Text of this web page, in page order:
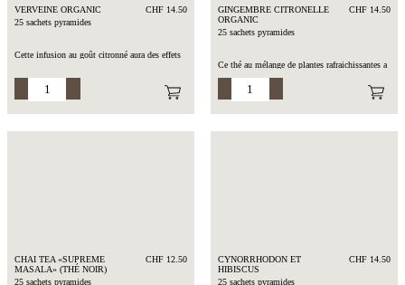
VERVEINE ORGANIC
CHF 14.50
25 sachets pyramides
Cette infusion au goût citronné aura des effets
feuilles de verveine de qualité Surchoix. Ce thé
saura vous rafraichir tout en vous apaisant.
Temps d’infusion : 5-10 à 100°C
GINGEMBRE CITRONELLE
ORGANIC
CHF 14.50
25 sachets pyramides
Ce thé au mélange de plantes rafraichissantes a
le gingembre qui le compose sont vivifiants et
réchauffant pour les longs mois d’hiver. Ses
CHAI TEA «SUPREME
MASALA» (THÉ NOIR)
CHF 12.50
25 sachets pyramides
CYNORRHODON ET
HIBISCUS
CHF 14.50
25 sachets pyramides